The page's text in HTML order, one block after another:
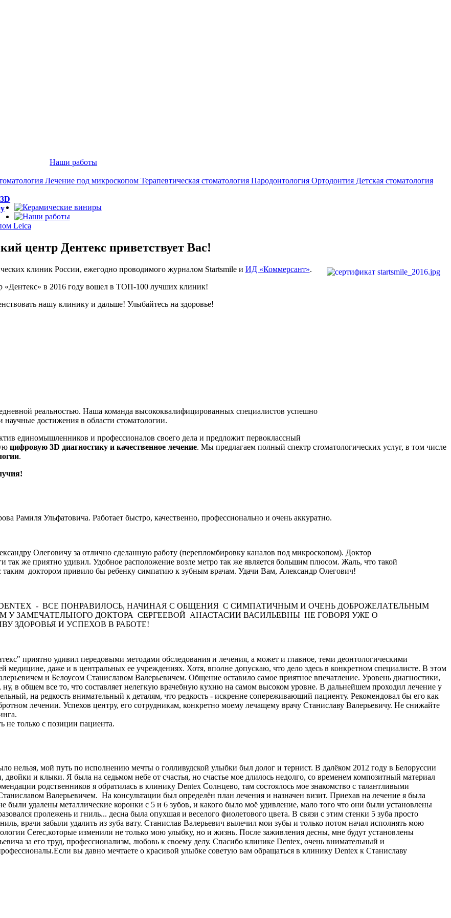
Наши работы
Лечение под микроскопом Терапевтическая стоматология Пародонтология Ортодонтия Детская стоматология
центр Дентекс приветствует Вас!
клиник России, ежегодно проводимого журналом Startsmile и ИД «Коммерсант».
«Дентекс» в 2016 году вошел в ТОП-100 лучших клиник!
нашу клинику и дальше! Улыбайтесь на здоровье!
реальностью. Наша команда высококвалифицированных специалистов успешно
научные достижения в области стоматологии.
единомышленников и профессионалов своего дела и предложит первоклассный
цифровую 3D диагностику и качественное лечение. Мы предлагаем полный спектр стоматологических услуг, в том числе
.
Рамиля Ульфатовича. Работает быстро, качественно, профессионально и очень аккуратно.
Олеговичу за отлично сделанную работу (перепломбировку каналов под микроскопом). Доктор
так же приятно удивил. Удобное расположение возле метро так же является большим плюсом. Жаль, что такой
таким доктором привило бы ребенку симпатию к зубным врачам. Удачи Вам, Александр Олегович!
- ВСЕ ПОНРАВИЛОСЬ, НАЧИНАЯ С ОБЩЕНИЯ С СИМПАТИЧНЫМ И ОЧЕНЬ ДОБРОЖЕЛАТЕЛЬНЫМ
ЗАМЕЧАТЕЛЬНОГО ДОКТОРА СЕРГЕЕВОЙ АНАСТАСИИ ВАСИЛЬЕВНЫ НЕ ГОВОРЯ УЖЕ О
ЗДОРОВЬЯ И УСПЕХОВ В РАБОТЕ!
приятно удивил передовыми методами обследования и лечения, а может и главное, теми деонтологическими
даже и в центральных ее учреждениях. Хотя, вполне допускаю, что дело здесь в конкретном специалисте. В этом
и Белоусом Станиславом Валерьевичем. Общение оставило самое приятное впечатление. Уровень диагностики,
в общем все то, что составляет нелегкую врачебную кухню на самом высоком уровне. В дальнейшем проходил лечение у
на редкость внимательный к деталям, что редкость - искренне сопереживающий пациенту. Рекомендовал бы его как
лечении. Успехов центру, его сотрудникам, конкретно моему лечащему врачу Станиславу Валерьевичу. Не снижайте
только с позиции пациента.
нельзя, мой путь по исполнению мечты о голливудской улыбки был долог и тернист. В далёком 2012 году в Белоруссии
и клыки. Я была на седьмом небе от счастья, но счастье мое длилось недолго, со временем композитный материал
родственников я обратилась в клинику Dentex Солнцево, там состоялось мое знакомство с талантливыми
Валерьевичем. На консультации был определён план лечения и назначен визит. Приехав на лечение я была
удалены металлические коронки с 5 и 6 зубов, и какого было моё удивление, мало того что они были установлены
пролежень и гниль... десна была опухшая и веселого фиолетового цвета. В связи с этим стенки 5 зуба просто
врачи забыли удалить из зуба вату. Станислав Валерьевич вылечил мои зубы и только потом начал исполнять мою
Cerec,которые изменили не только мою улыбку, но и жизнь. После заживления десны, мне будут установлены
за его труд, профессионализм, любовь к своему делу. Спасибо клинике Dentex, очень внимательный и
вы давно мечтаете о красивой улыбке советую вам обращаться в клинику Dentex к Станиславу